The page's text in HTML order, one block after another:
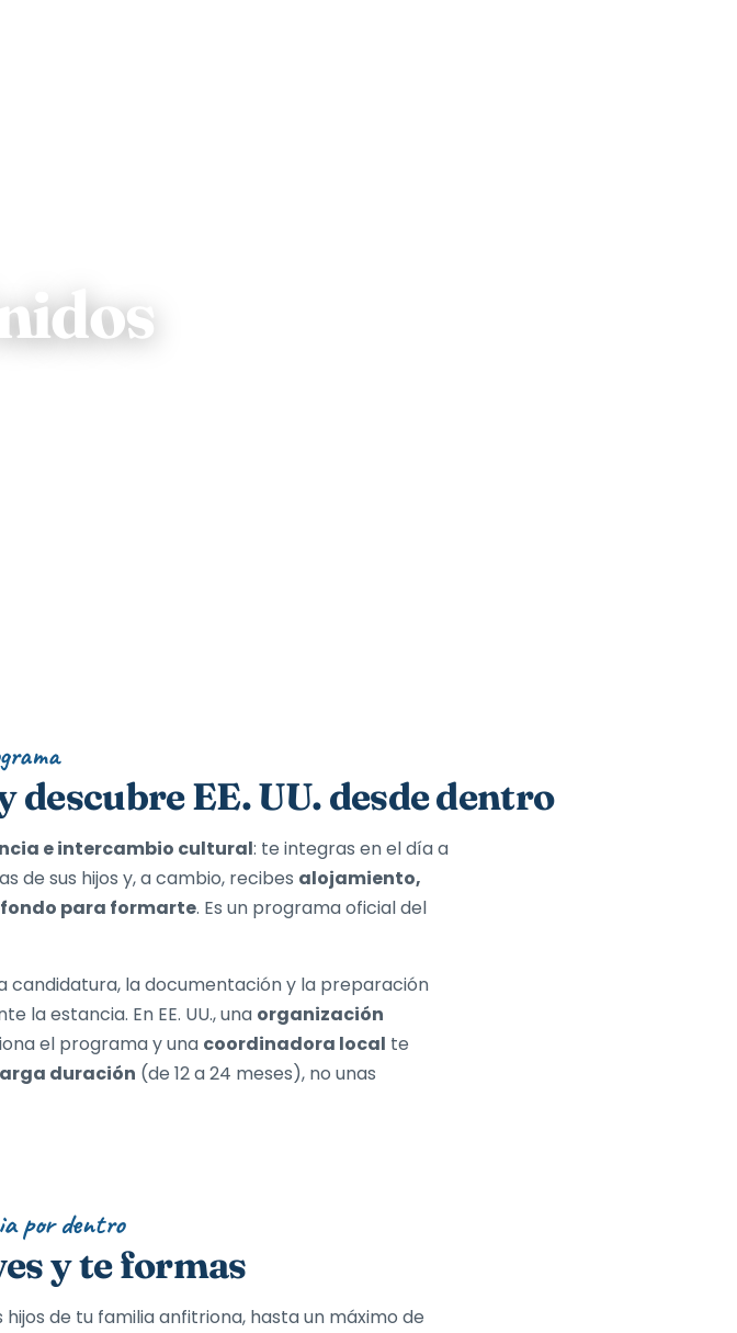
EE. UU. desde dentro
e intercambio cultural: te integras en el día a
de sus hijos y, a cambio, recibes alojamiento,
para formarte. Es un programa oficial del
candidatura, la documentación y la preparación
la estancia. En EE. UU., una organización
el programa y una coordinadora local te
duración (de 12 a 24 meses), no unas
por dentro
y te formas
de tu familia anfitriona, hasta un máximo de